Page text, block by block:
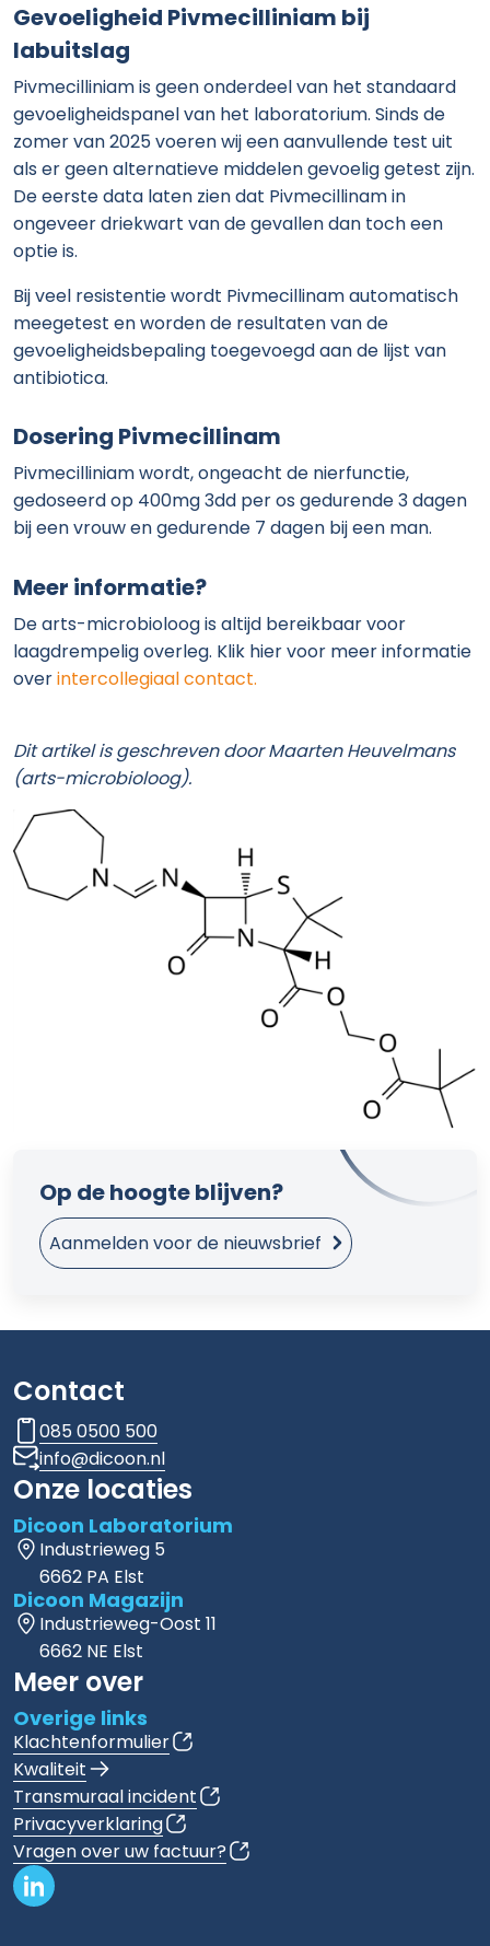
Gevoeligheid Pivmecilliniam bij
labuitslag
Pivmecilliniam is geen onderdeel van het standaard
gevoeligheidspanel van het laboratorium. Sinds de
zomer van 2025 voeren wij een aanvullende test uit
als er geen alternatieve middelen gevoelig getest zijn.
De eerste data laten zien dat Pivmecillinam in
ongeveer driekwart van de gevallen dan toch een
optie is.
Bij veel resistentie wordt Pivmecillinam automatisch
meegetest en worden de resultaten van de
gevoeligheidsbepaling toegevoegd aan de lijst van
antibiotica.
Dosering Pivmecillinam
Pivmecilliniam wordt, ongeacht de nierfunctie,
gedoseerd op 400mg 3dd per os gedurende 3 dagen
bij een vrouw en gedurende 7 dagen bij een man.
Meer informatie?
De arts-microbioloog is altijd bereikbaar voor
laagdrempelig overleg. Klik hier voor meer informatie
overintercollegiaal contact.
Dit artikel is geschreven door Maarten Heuvelmans
(arts-microbioloog).
Op de hoogte blijven?
Aanmelden voor de nieuwsbrief
Contact
085 0500 500
info@dicoon.nl
Onze locaties
Dicoon Laboratorium
Industrieweg 5
6662 PA Elst
Dicoon Magazijn
Industrieweg-Oost 11
6662 NE Elst
Meer over
Overige links
Klachtenformulier
Kwaliteit
Transmuraal incident
Privacyverklaring
Vragen over uw factuur?